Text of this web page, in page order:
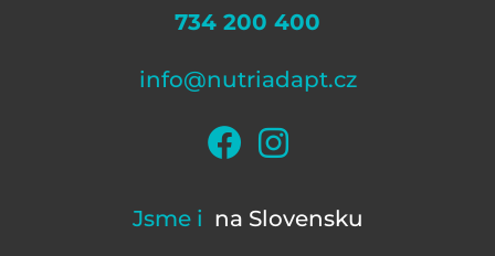
734 200 400
info@nutriadapt.cz
Jsme i na Slovensku